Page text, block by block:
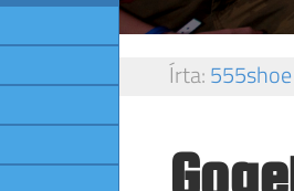
Írta:555shoe